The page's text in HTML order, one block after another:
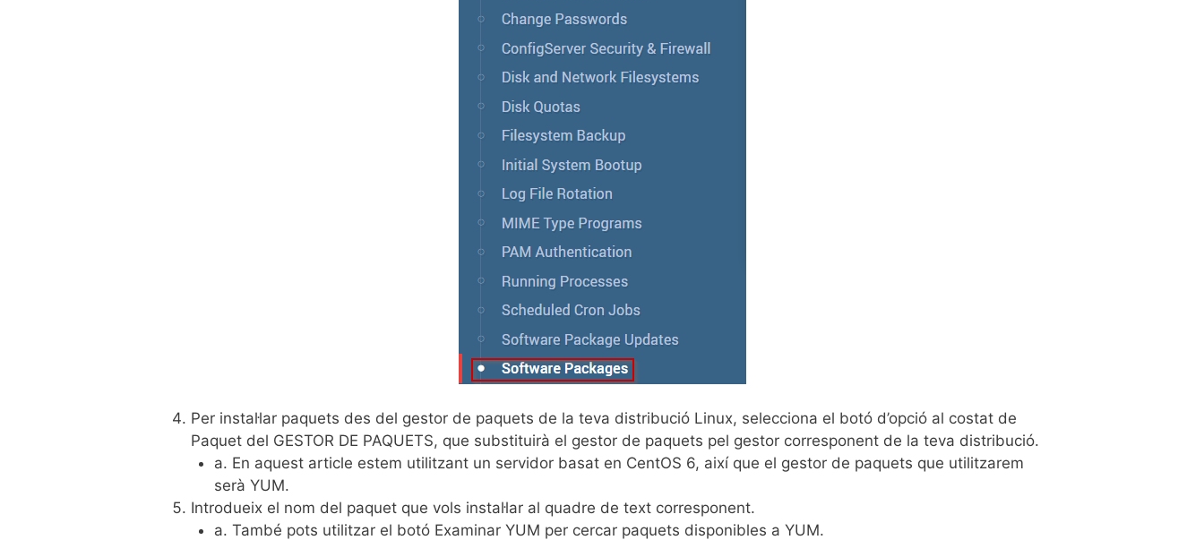
Per instal·lar paquets des del gestor de paquets de la teva distribució Linux, selecciona el botó d’opció al costat de
Paquet del GESTOR DE PAQUETS, que substituirà el gestor de paquets pel gestor corresponent de la teva distribució.
a. En aquest article estem utilitzant un servidor basat en CentOS 6, així que el gestor de paquets que utilitzarem
serà YUM.
Introdueix el nom del paquet que vols instal·lar al quadre de text corresponent.
a. També pots utilitzar el botó Examinar YUM per cercar paquets disponibles a YUM.